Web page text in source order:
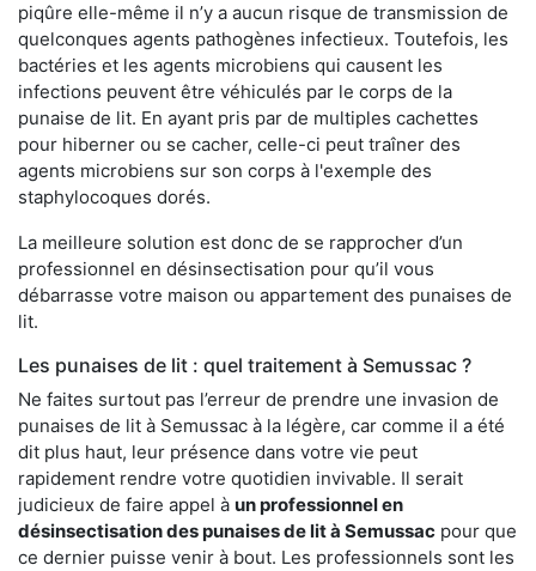
piqûre elle-même il n’y a aucun risque de transmission de
quelconques agents pathogènes infectieux. Toutefois, les
bactéries et les agents microbiens qui causent les
infections peuvent être véhiculés par le corps de la
punaise de lit. En ayant pris par de multiples cachettes
pour hiberner ou se cacher, celle-ci peut traîner des
agents microbiens sur son corps à l'exemple des
staphylocoques dorés.
La meilleure solution est donc de se rapprocher d’un
professionnel en désinsectisation pour qu’il vous
débarrasse votre maison ou appartement des punaises de
lit.
Les punaises de lit : quel traitement à Semussac ?
Ne faites surtout pas l’erreur de prendre une invasion de
punaises de lit à Semussac à la légère, car comme il a été
dit plus haut, leur présence dans votre vie peut
rapidement rendre votre quotidien invivable. Il serait
judicieux de faire appel à un professionnel en
désinsectisation des punaises de lit à Semussac pour que
ce dernier puisse venir à bout. Les professionnels sont les